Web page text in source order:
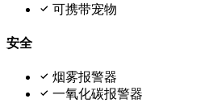
可携带宠物
安全
烟雾报警器
一氧化碳报警器